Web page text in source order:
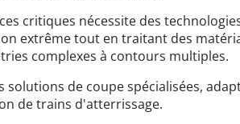
critiques nécessite des
extrême tout en traitant des
complexes à contours multiples.
solutions de coupe spécialisées,
de trains d'atterrissage.